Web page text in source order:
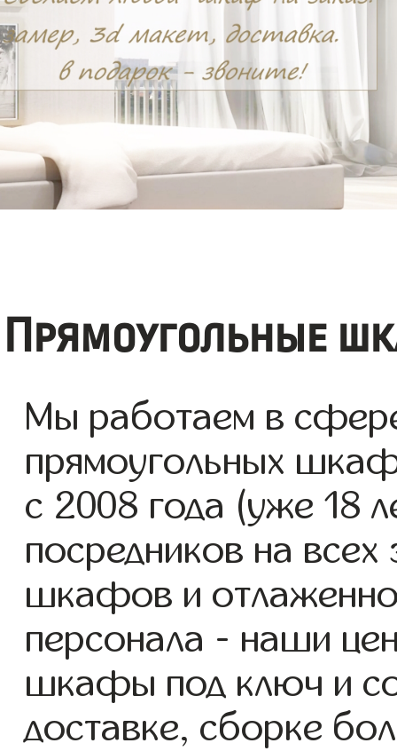
Прямоугольные
Мы работаем в
прямоугольных
с 2008 года (уже 18
посредников на всех
шкафов и
персонала - наши
шкафы под ключ и
доставке, сборке